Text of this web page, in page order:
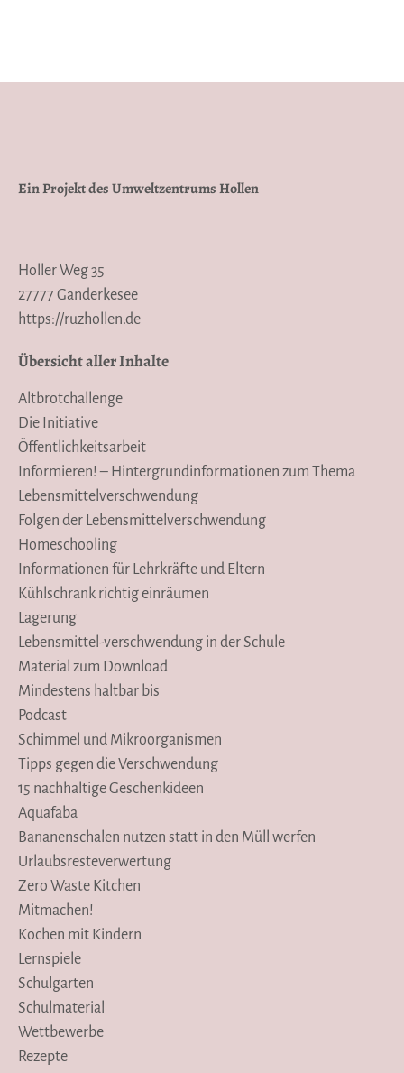
Ein Projekt des Umweltzentrums Hollen
Holler Weg 35
27777 Ganderkesee
https://ruzhollen.de
Übersicht aller Inhalte
Altbrotchallenge
Die Initiative
Öffentlichkeitsarbeit
Informieren! – Hintergrundinformationen zum Thema
Lebensmittelverschwendung
Folgen der Lebensmittelverschwendung
Homeschooling
Informationen für Lehrkräfte und Eltern
Kühlschrank richtig einräumen
Lagerung
Lebensmittel-verschwendung in der Schule
Material zum Download
Mindestens haltbar bis
Podcast
Schimmel und Mikroorganismen
Tipps gegen die Verschwendung
15 nachhaltige Geschenkideen
Aquafaba
Bananenschalen nutzen statt in den Müll werfen
Urlaubsresteverwertung
Zero Waste Kitchen
Mitmachen!
Kochen mit Kindern
Lernspiele
Schulgarten
Schulmaterial
Wettbewerbe
Rezepte